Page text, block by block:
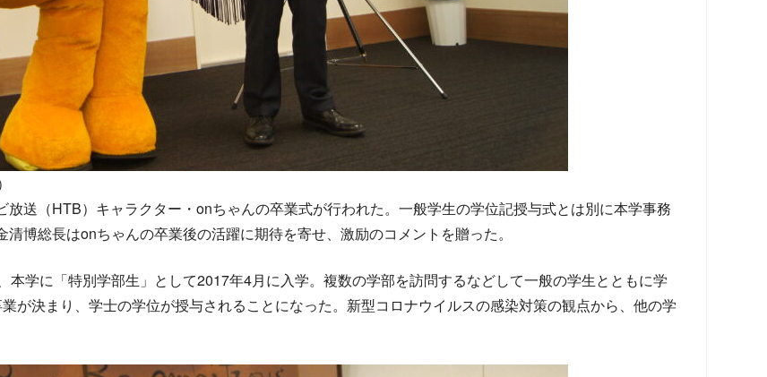
送（HTB）キャラクター・onちゃんの卒業式が行われた。一般学生の学位記授与式とは別に本学事務
博総長はonちゃんの卒業後の活躍に期待を寄せ、激励のコメントを贈った。
学に「特別学部生」として2017年4月に入学。複数の学部を訪問するなどして一般の学生とともに学
が決まり、学士の学位が授与されることになった。新型コロナウイルスの感染対策の観点から、他の学